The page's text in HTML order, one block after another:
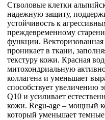
Стволовые клетки
надежную защиту,
устойчивость к
преждевременному
функции. Векторизованная
проникает в ткани,
текстуру кожи. Красная
митохондриальную
коллагена и уменьшает
способствует увеличению
Q10 и усиливает
кожи. Regu-age – мощный
который уменьшает